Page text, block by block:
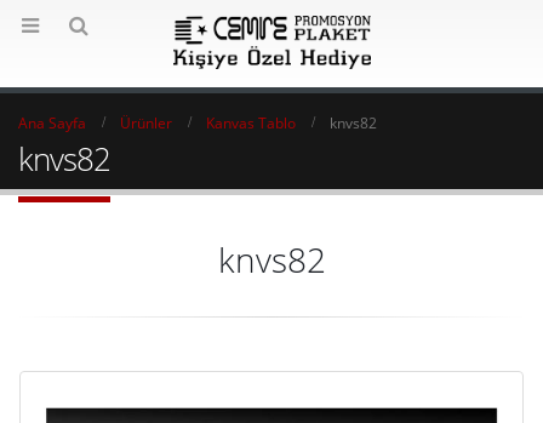
Ana Sayfa Ürünler Kanvas Tablo knvs82
knvs82
knvs82